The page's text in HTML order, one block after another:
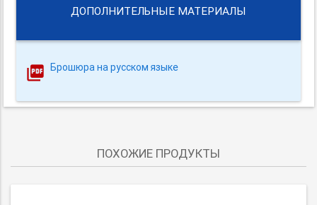
ДОПОЛНИТЕЛЬНЫЕ МАТЕРИАЛЫ
Брошюра на русском языке
ПОХОЖИЕ ПРОДУКТЫ